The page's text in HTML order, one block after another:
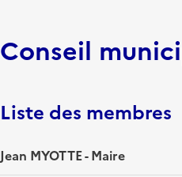
Conseil
Liste des membres
Jean MYOTTE - Maire